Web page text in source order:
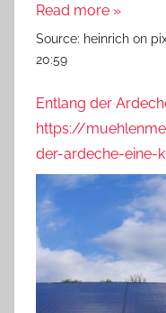
Read more »
Source: heinrich on
20:59
Entlang der
https://
der-ardeche-eine-